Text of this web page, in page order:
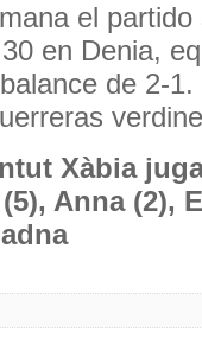
el
en Denia,
de 2-
Xàbia
Anna (2),